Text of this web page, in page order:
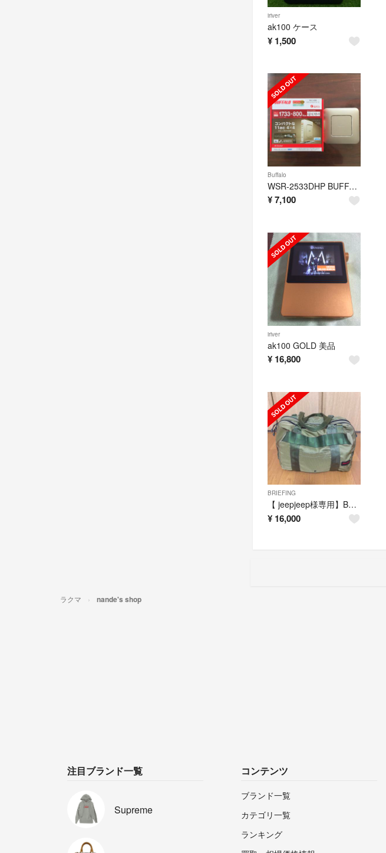
iriver
ak100 ケース
¥ 1,500
Buffalo
WSR-2533DHP BUFFALO WiFi 無線LAN ルーター
¥7,100
iriver
ak100 GOLD 美品
¥ 16,800
BRIEFING
【 jeepjeep様専用】BREEFING デュアルダッフル カーキ
¥ 16,000
ラクマ nande's shop
注目ブランド一覧
Supreme
コンテンツ
ブランド一覧
カテゴリ一覧
ランキング